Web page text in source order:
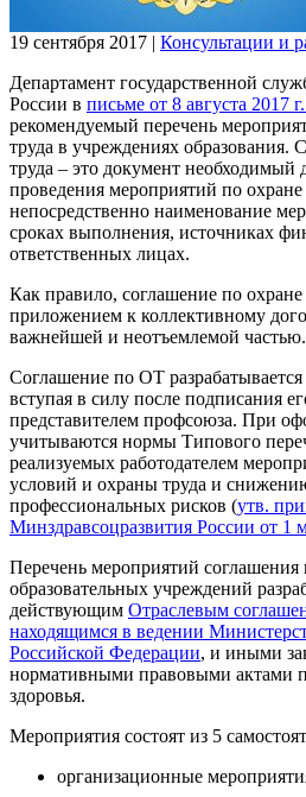
19 сентября 2017 | Консультации и
Департамент государственной
России в письме от 8 августа 2017
рекомендуемый перечень
труда в учреждениях образования.
труда – это документ необходимый
проведения мероприятий по
непосредственно наименование
сроках выполнения, источниках
ответственных лицах.
Как правило, соглашение по охране
приложением к коллективному
важнейшей и неотъемлемой частью.
Соглашение по ОТ
вступая в силу после подписания
представителем профсоюза. При
учитываются нормы Типового
реализуемых работодателем
условий и охраны труда и
профессиональных рисков (утв.
Минздравсоцразвития России от 1
Перечень мероприятий
образовательных учреждений
действующим Отраслевым
находящимся в ведении
Российской Федерации, и иными
нормативными правовыми актами
здоровья.
Мероприятия состоят из 5
организационные